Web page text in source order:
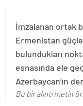
İmzalanan ortak
Ermenistan
bulundukları
esnasında ele
Azerbaycan’ın
Bu bir alıntı metin